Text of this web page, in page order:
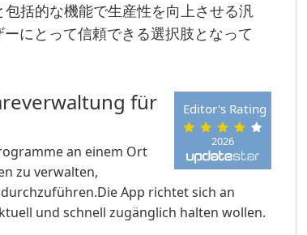
括的な機能で生産性を向上させる汎
にとって信頼できる選択肢となって
2026
Editor's Rating
für
an einem Ort
zu verwalten,
App richtet sich an
und schnell zugänglich halten wollen.